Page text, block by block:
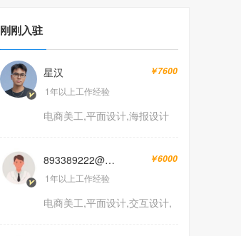
刚刚入驻
星汉
￥7600
1年以上工作经验
电商美工,平面设计,海报设计
893389222@qq.com
￥6000
1年以上工作经验
电商美工,平面设计,交互设计,